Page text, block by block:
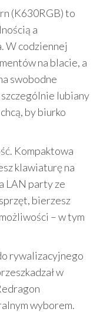
(K630RGB) to
a
W codziennej
na blacie, a
swobodne
lubiany
by biurko
Kompaktowa
klawiaturę na
LAN party ze
bierzesz
– w tym
rywalizacyjnego
w
wyborem.